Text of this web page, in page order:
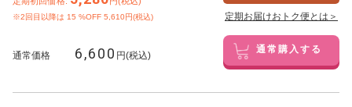
※2回目以降は 15 %OFF 5,610円(税込) 定期お届けおトク便とは＞
通常価格 6,600 円(税込) 通常購入する